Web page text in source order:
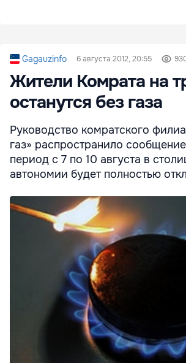
Gagauzinfo 6 августа 2012, 20:55
Жители Комрата на
останутся без газа
Руководство комратского
газ» распространило
период с 7 по 10 августа в
автономии будет полностью